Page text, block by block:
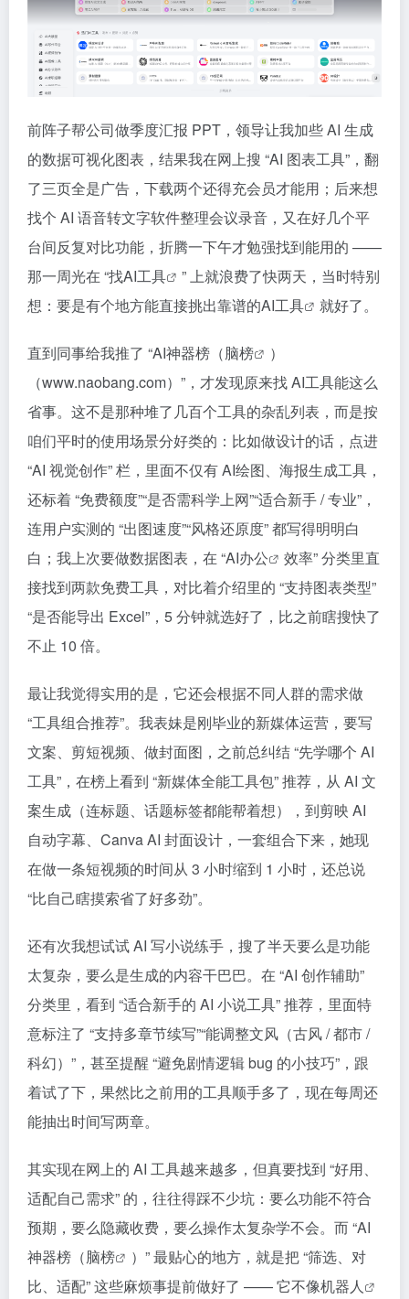
前阵子帮公司做季度汇报 PPT，领导让我加些 AI 生成
的数据可视化图表，结果我在网上搜 “AI 图表工具”，翻
了三页全是广告，下载两个还得充会员才能用；后来想
找个 AI 语音转文字软件整理会议录音，又在好几个平
台间反复对比功能，折腾一下午才勉强找到能用的 ——
那一周光在 “找AI工具
” 上就浪费了快两天，当时特别
想：要是有个地方能直接挑出靠谱的AI工具 就好了。​
直到同事给我推了 “AI神器榜 （脑榜
）
（www.naobang.com）”，才发现原来找 AI工具能这么
省事。这不是那种堆了几百个工具的杂乱列表，而是按
咱们平时的使用场景分好类的：比如做设计的话，点进
“AI 视觉创作” 栏，里面不仅有 AI绘图、海报生成工具，
还标着 “免费额度”“是否需科学上网”“适合新手 / 专业”，
连用户实测的 “出图速度”“风格还原度” 都写得明明白
白；我上次要做数据图表，在 “AI办公
效率” 分类里直
接找到两款免费工具，对比着介绍里的 “支持图表类型”
“是否能导出 Excel”，5 分钟就选好了，比之前瞎搜快了
不止 10 倍。​
最让我觉得实用的是，它还会根据不同人群的需求做
“工具组合推荐”。我表妹是刚毕业的新媒体运营，要写
文案、剪短视频、做封面图，之前总纠结 “先学哪个 AI
工具”，在榜上看到 “新媒体全能工具包” 推荐，从 AI 文
案生成（连标题、话题标签都能帮着想），到剪映 AI
自动字幕、Canva AI 封面设计，一套组合下来，她现
在做一条短视频的时间从 3 小时缩到 1 小时，还总说
“比自己瞎摸索省了好多劲”。​
还有次我想试试 AI 写小说练手，搜了半天要么是功能
太复杂，要么是生成的内容干巴巴。在 “AI 创作辅助”
分类里，看到 “适合新手的 AI 小说工具” 推荐，里面特
意标注了 “支持多章节续写”“能调整文风（古风 / 都市 /
科幻）”，甚至提醒 “避免剧情逻辑 bug 的小技巧”，跟
着试了下，果然比之前用的工具顺手多了，现在每周还
能抽出时间写两章。​
其实现在网上的 AI 工具越来越多，但真要找到 “好用、
适配自己需求” 的，往往得踩不少坑：要么功能不符合
预期，要么隐藏收费，要么操作太复杂学不会。而 “AI
神器榜（脑榜
）” 最贴心的地方，就是把 “筛选、对
比、适配” 这些麻烦事提前做好了 —— 它不像机器人